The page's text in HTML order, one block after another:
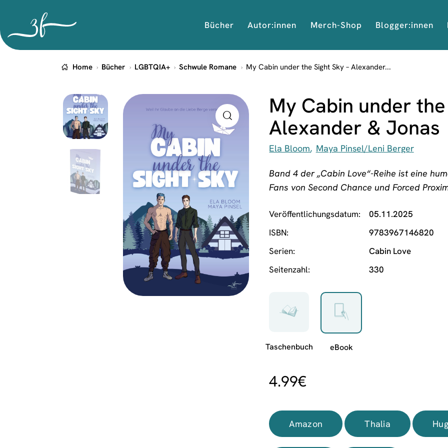
Bücher Autor:innen Merch-Shop Blogger:innen
Home Bücher LGBTQIA+ Schwule Romane My Cabin under the Sight Sky – Alexander...
My Cabin under
Alexander & Jonas
Ela Bloom Maya Pinsel/Leni Berger
Band 4 der „Cabin Love“-Reiheist eine
Fans von Second Chance und Forced
Veröffentlichungsdatum
05.11.2025
ISBN
9783967146820
Serien
Cabin Love
Seitenzahl
330
4.99€
Amazon Thalia